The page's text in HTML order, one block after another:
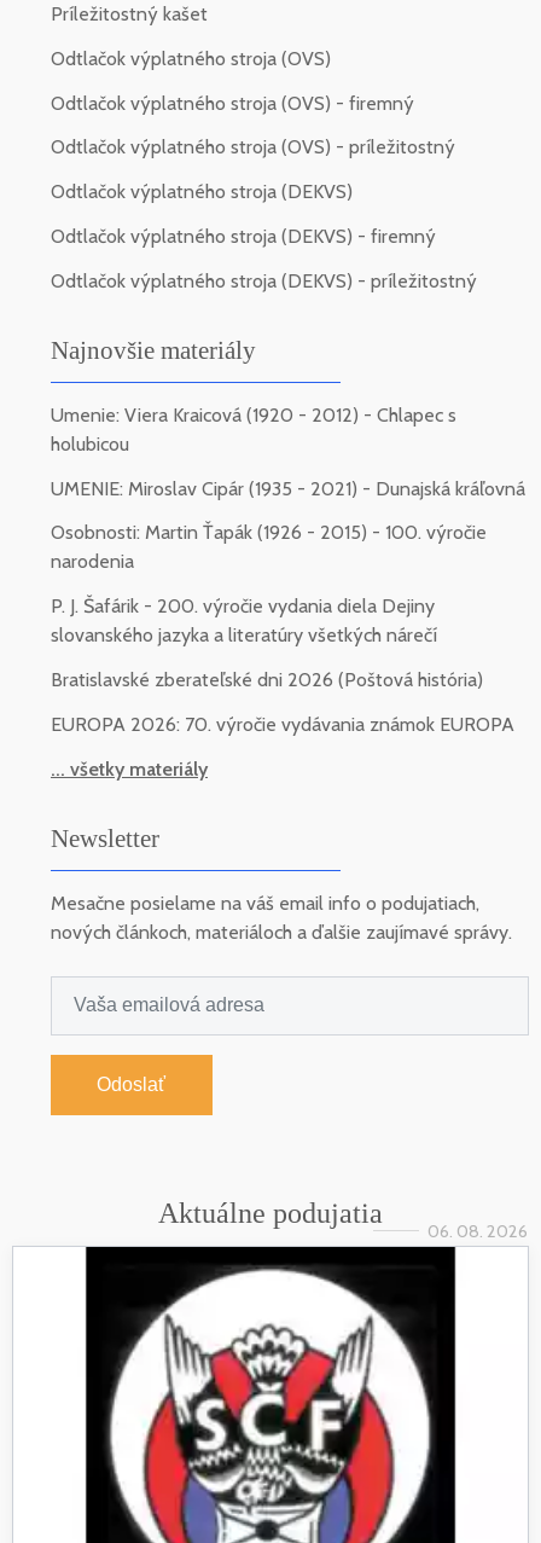
Príležitostný kašet
Odtlačok výplatného stroja (OVS)
Odtlačok výplatného stroja (OVS) - firemný
Odtlačok výplatného stroja (OVS) - príležitostný
Odtlačok výplatného stroja (DEKVS)
Odtlačok výplatného stroja (DEKVS) - firemný
Odtlačok výplatného stroja (DEKVS) - príležitostný
Najnovšie materiály
Umenie: Viera Kraicová (1920 - 2012) - Chlapec s
holubicou
UMENIE: Miroslav Cipár (1935 - 2021) - Dunajská kráľovná
Osobnosti: Martin Ťapák (1926 - 2015) - 100. výročie
narodenia
P. J. Šafárik - 200. výročie vydania diela Dejiny
slovanského jazyka a literatúry všetkých nárečí
Bratislavské zberateľské dni 2026 (Poštová história)
EUROPA 2026: 70. výročie vydávania známok EUROPA
... všetky materiály
Newsletter
Mesačne posielame na váš email info o podujatiach,
nových článkoch, materiáloch a ďalšie zaujímavé správy.
Odoslať
Aktuálne podujatia
06. 08. 2026